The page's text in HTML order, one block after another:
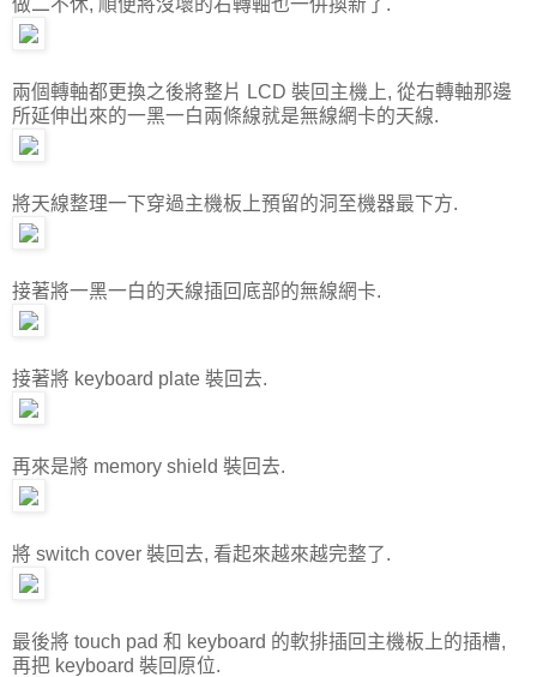
兩個轉軸都更換之後將整片 LCD 裝回主機上, 從右轉軸那邊
所延伸出來的一黑一白兩條線就是無線網卡的天線.
將天線整理一下穿過主機板上預留的洞至機器最下方.
接著將一黑一白的天線插回底部的無線網卡.
接著將 keyboard plate 裝回去.
再來是將 memory shield 裝回去.
將 switch cover 裝回去, 看起來越來越完整了.
最後將 touch pad 和 keyboard 的軟排插回主機板上的插槽,
再把 keyboard 裝回原位.